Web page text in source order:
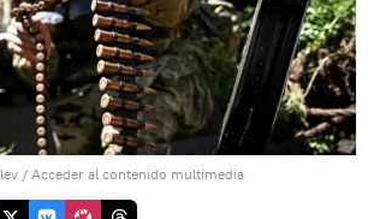
/ Acceder al contenido multimedia